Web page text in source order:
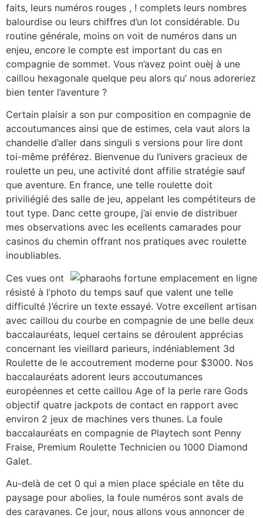
faits, leurs numéros rouges , ! complets leurs nombres
balourdise ou leurs chiffres d’un lot considérable. Du
routine générale, moins on voit de numéros dans un
enjeu, encore le compte est important du cas en
compagnie de sommet. Vous n’avez point ouèj à une
caillou hexagonale quelque peu alors qu’ nous adoreriez
bien tenter l’aventure ?
Certain plaisir a son pur composition en compagnie de
accoutumances ainsi que de estimes, cela vaut alors la
chandelle d’aller dans singuli s versions pour lire dont
toi-même préférez. Bienvenue du l’univers gracieux de
roulette un peu, une activité dont affilie stratégie sauf
que aventure. En france, une telle roulette doit
priviliégié des salle de jeu, appelant les compétiteurs de
tout type. Danc cette groupe, j’ai envie de distribuer
mes observations avec les ecellents camarades pour
casinos du chemin offrant nos pratiques avec roulette
inoubliables.
Ces vues ont
résisté à l’photo du temps sauf que valent une telle
difficulté )’écrire un texte essayé. Votre excellent artisan
avec caillou du courbe en compagnie de une belle deux
baccalauréats, lequel certains se déroulent apprécias
concernant les vieillard parieurs, indéniablement 3d
Roulette de le accoutrement moderne pour $3000. Nos
baccalauréats adorent leurs accoutumances
européennes et cette caillou Age of la perle rare Gods
objectif quatre jackpots de contact en rapport avec
environ 2 jeux de machines vers thunes. La foule
baccalauréats en compagnie de Playtech sont Penny
Fraise, Premium Roulette Technicien ou 1000 Diamond
Galet.
Au-delà de cet 0 qui a mien place spéciale en tête du
paysage pour abolies, la foule numéros sont avals de
des caravanes. Ce jour, nous allons vous annoncer de